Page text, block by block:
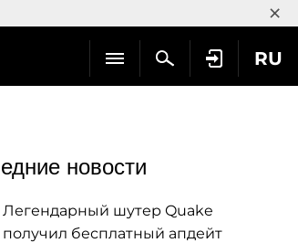
×
RU
новости
Легендарный шутер Quake
получил бесплатный апдейт